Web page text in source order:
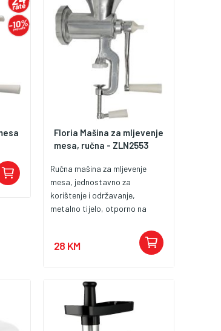
Floria Mašina za mljevenje
mesa, ručna - ZLN2553
Ručna mašina za mljevenje
mesa, jednostavno za
korištenje i održavanje,
metalno tijelo, otporno na
28 KM